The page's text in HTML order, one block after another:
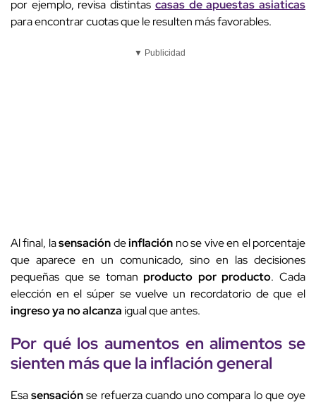
por ejemplo, revisa distintas casas de apuestas asiaticas
para encontrar cuotas que le resulten más favorables.
▼ Publicidad
Al final, lasensacióndeinflación no se vive en el porcentaje
que aparece en un comunicado, sino en las decisiones
pequeñas que se tomanproducto por producto. Cada
elección en el súper se vuelve un recordatorio de que el
ingreso ya no alcanzaigual que antes.
Por qué los aumentos en alimentos se
sienten más que lainflación general
Esasensaciónse refuerza cuando uno compara lo que oye